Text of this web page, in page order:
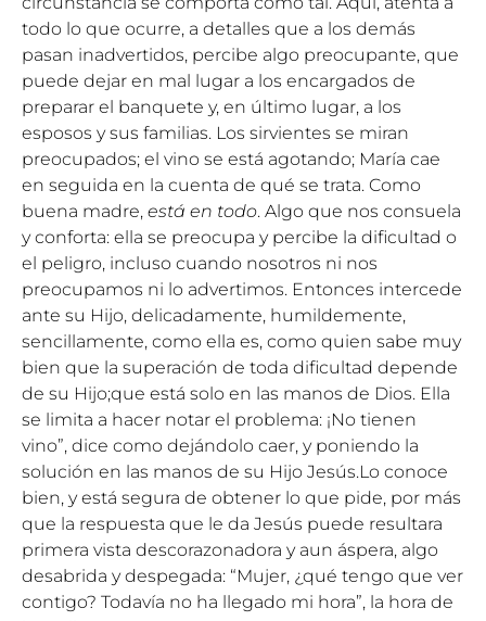
todo lo que ocurre, a detalles que a los demás
pasan inadvertidos, percibe algo preocupante, que
puede dejar en mal lugar a los encargados de
preparar el banquete y, en último lugar, a los
esposos y sus familias. Los sirvientes se miran
preocupados; el vino se está agotando; María cae
en seguida en la cuenta de qué se trata. Como
buena madre, está en todo. Algo que nos consuela
y conforta: ella se preocupa y percibe la dificultad o
el peligro, incluso cuando nosotros ni nos
preocupamos ni lo advertimos. Entonces intercede
ante su Hijo, delicadamente, humildemente,
sencillamente, como ella es, como quien sabe muy
bien que la superación de toda dificultad depende
de su Hijo;que está solo en las manos de Dios. Ella
se limita a hacer notar el problema: ¡No tienen
vino”, dice como dejándolo caer, y poniendo la
solución en las manos de su Hijo Jesús.Lo conoce
bien, y está segura de obtener lo que pide, por más
que la respuesta que le da Jesús puede resultara
primera vista descorazonadora y aun áspera, algo
desabrida y despegada: “Mujer, ¿qué tengo que ver
contigo? Todavía no ha llegado mi hora”, la hora de